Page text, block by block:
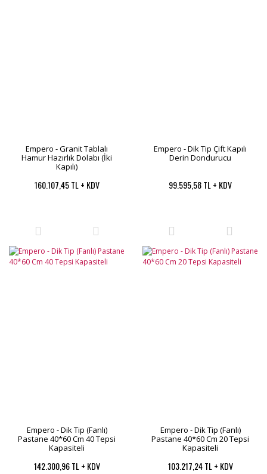
Empero - Granit Tablalı
Hamur Hazırlık Dolabı (İki
Kapılı)
160.107,45 TL + KDV
Empero - Dik Tip Çift Kapılı
Derin Dondurucu
99.595,58 TL + KDV
Empero - Dik Tip (Fanlı)
Pastane 40*60 Cm 40 Tepsi
Kapasiteli
142.300,96 TL + KDV
Empero - Dik Tip (Fanlı)
Pastane 40*60 Cm 20 Tepsi
Kapasiteli
103.217,24 TL + KDV